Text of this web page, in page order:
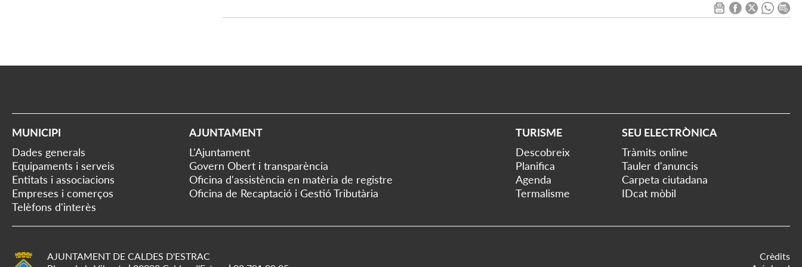
MUNICIPI
Dades generals
Equipaments i serveis
Entitats i associacions
Empreses i comerços
Telèfons d'interès
AJUNTAMENT
L'Ajuntament
Govern Obert i transparència
Oficina d'assistència en matèria de registre
Oficina de Recaptació i Gestió Tributària
TURISME
Descobreix
Planifica
Agenda
Termalisme
SEU ELECTRÒNICA
Tràmits online
Tauler d'anuncis
Carpeta ciutadana
IDcat mòbil
AJUNTAMENT DE CALDES D'ESTRAC
Crèdits